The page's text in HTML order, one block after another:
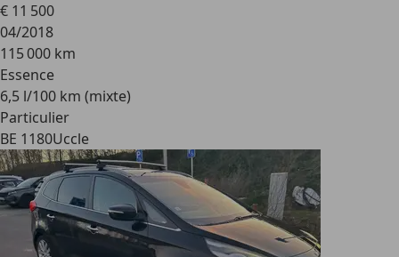
€ 11 500
04/2018
115 000 km
Essence
6,5 l/100 km (mixte)
Particulier
BE 1180Uccle